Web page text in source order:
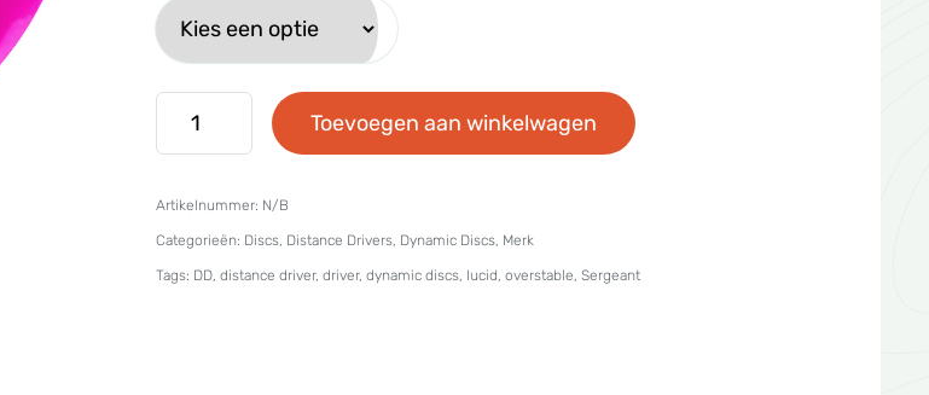
Dynamic
Discs
Sergeant
Toevoegen aan winkelwagen
Artikelnummer: N/B
Categorieën: Discs, Distance Drivers, Dynamic Discs, Merk
Tags: DD, distance driver, driver, dynamic discs, lucid, overstable, Sergeant